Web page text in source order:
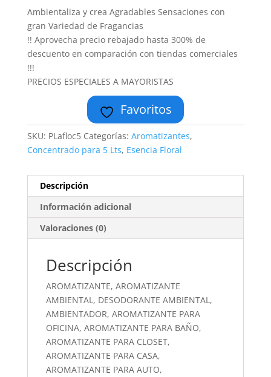
Ambientaliza y crea Agradables Sensaciones con
gran Variedad de Fragancias
!! Aprovecha precio rebajado hasta 300% de
descuento en comparación con tiendas comerciales
!!!
PRECIOS ESPECIALES A MAYORISTAS
Favoritos
SKU: PLafloc5 Categorías: Aromatizantes,
Concentrado para 5 Lts, Esencia Floral
Descripción
Información adicional
Valoraciones (0)
Descripción
AROMATIZANTE, AROMATIZANTE
AMBIENTAL, DESODORANTE AMBIENTAL,
AMBIENTADOR, AROMATIZANTE PARA
OFICINA, AROMATIZANTE PARA BAÑO,
AROMATIZANTE PARA CLOSET,
AROMATIZANTE PARA CASA,
AROMATIZANTE PARA AUTO,